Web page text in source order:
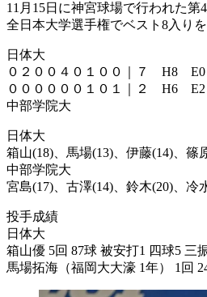
11月15日に神宮球場で行われた第
全日本大学選手権でベスト8入り
日体大
０２００４０１００｜７ H8 E0
００００００１０１｜２ H6 E2
中部学院大
日体大
箱山(18)、馬場(13)、伊藤(14)、篠
中部学院大
宮島(17)、古澤(14)、鈴木(20)、冷
投手成績
日体大
箱山優 5回 87球 被安打1 四球5 三
馬場拓海（福岡大大濠 1年） 1回